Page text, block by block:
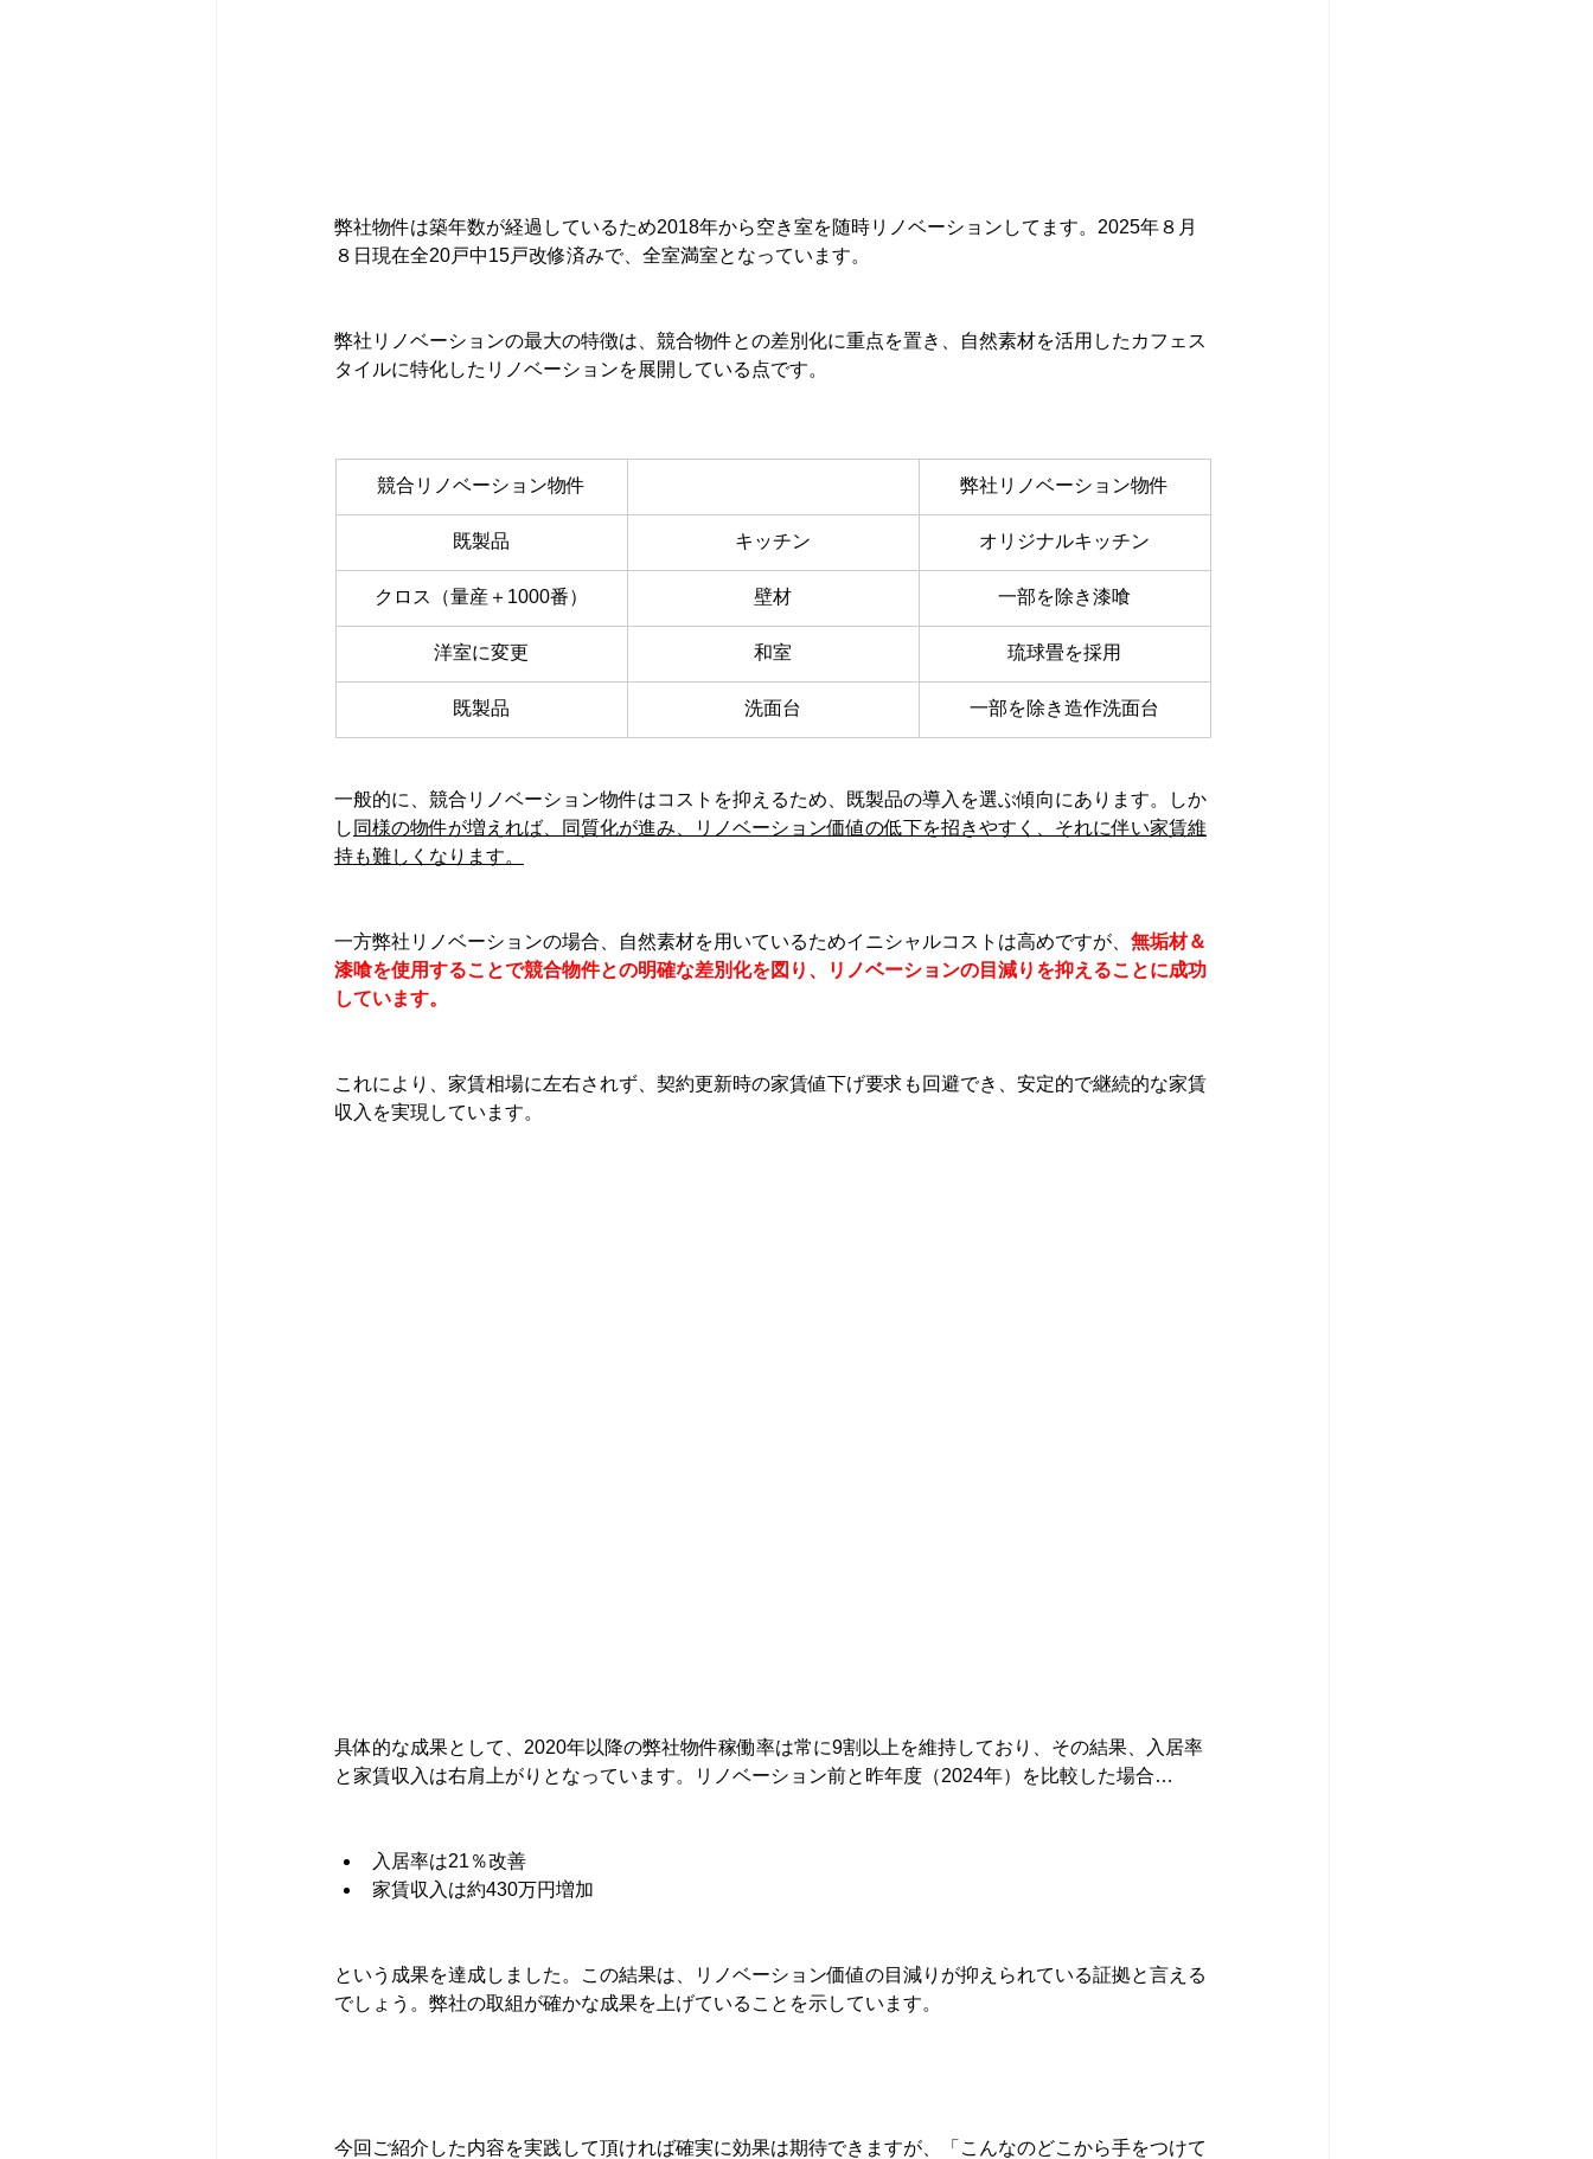
弊社物件は築年数が経過しているため2018年から空き室を随時リノベーションしてます。2025年８月
８日現在全20戸中15戸改修済みで、全室満室となっています。
弊社リノベーションの最大の特徴は、競合物件との差別化に重点を置き、自然素材を活用したカフェス
タイルに特化したリノベーションを展開している点です。
競合リノベーション物件 弊社リノベーション物件
既製品 キッチン オリジナルキッチン
クロス（量産＋1000番） 壁材 一部を除き漆喰
洋室に変更 和室 琉球畳を採用
既製品 洗面台 一部を除き造作洗面台
一般的に、競合リノベーション物件はコストを抑えるため、既製品の導入を選ぶ傾向にあります。しか
し 同様の物件が増えれば、同質化が進み、リノベーション価値の低下を招きやすく、それに伴い家賃維
持も難しくなります。
一方弊社リノベーションの場合、自然素材を用いているためイニシャルコストは高めですが、 無垢材＆
漆喰を使用することで競合物件との明確な差別化を図り、リノベーションの目減りを抑えることに成功
しています。
これにより、家賃相場に左右されず、契約更新時の家賃値下げ要求も回避でき、安定的で継続的な家賃
収入を実現しています。
具体的な成果として、2020年以降の弊社物件稼働率は常に9割以上を維持しており、その結果、入居率
と家賃収入は右肩上がりとなっています。リノベーション前と昨年度（2024年）を比較した場合…
入居率は21％改善
家賃収入は約430万円増加
という成果を達成しました。この結果は、リノベーション価値の目減りが抑えられている証拠と言える
でしょう。弊社の取組が確かな成果を上げていることを示しています。
今回ご紹介した内容を実践して頂ければ確実に効果は期待できますが、「こんなのどこから手をつけて